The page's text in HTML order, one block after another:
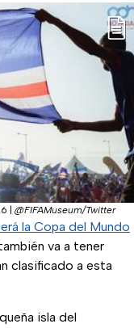
@FIFAMuseum/Twitter
la Copa del Mundo
va a tener
clasificado a esta
isla del